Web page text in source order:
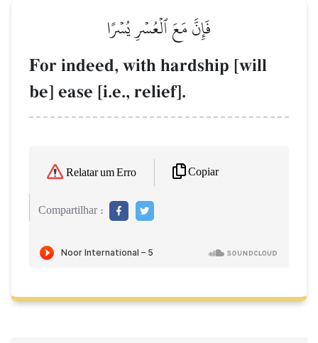
فَإِنَّ مَعَ ٱلۡعُسۡرِ يُسۡرًا
For indeed, with hardship [will
be] ease [i.e., relief].
Relatar um Erro Copiar
Compartilhar :